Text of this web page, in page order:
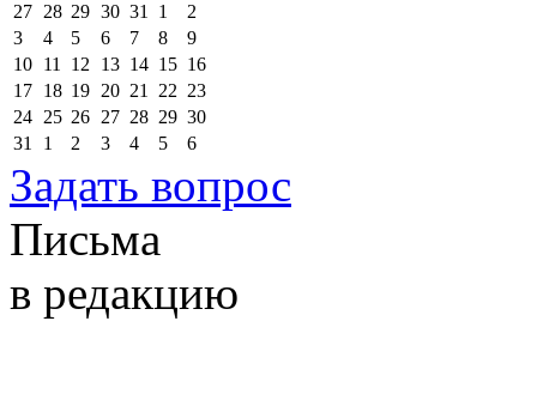
27 28 29 30 31 1
2
3
4 5 6 7 8
9
10 11 12 13 14 15 16
17 18 19 20 21 22 23
24 25 26 27 28 29 30
31
1 2 3 4 5 6
Задать вопрос
Письма
в редакцию